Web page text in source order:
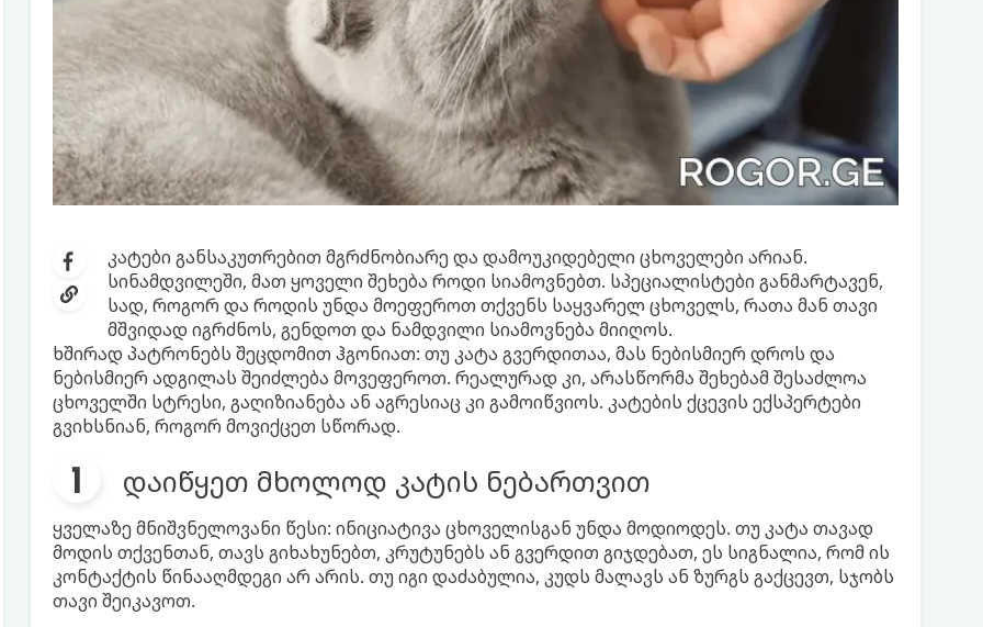
კატები განსაკუთრებით მგრძნობიარე და დამოუკიდებელი ცხოველები არიან.
სინამდვილეში, მათ ყოველი შეხება როდი სიამოვნებთ. სპეციალისტები განმარტავენ,
სად, როგორ და როდის უნდა მოეფეროთ თქვენს საყვარელ ცხოველს, რათა მან თავი
მშვიდად იგრძნოს, გენდოთ და ნამდვილი სიამოვნება მიიღოს.
ხშირად პატრონებს შეცდომით ჰგონიათ: თუ კატა გვერდითაა, მას ნებისმიერ დროს და
ნებისმიერ ადგილას შეიძლება მოვეფეროთ. რეალურად კი, არასწორმა შეხებამ შესაძლოა
ცხოველში სტრესი, გაღიზიანება ან აგრესიაც კი გამოიწვიოს. კატების ქცევის ექსპერტები
გვიხსნიან, როგორ მოვიქცეთ სწორად.
დაიწყეთ მხოლოდ კატის ნებართვით
ყველაზე მნიშვნელოვანი წესი: ინიციატივა ცხოველისგან უნდა მოდიოდეს. თუ კატა თავად
მოდის თქვენთან, თავს გიხახუნებთ, კრუტუნებს ან გვერდით გიჯდებათ, ეს სიგნალია, რომ ის
კონტაქტის წინააღმდეგი არ არის. თუ იგი დაძაბულია, კუდს მალავს ან ზურგს გაქცევთ, სჯობს
თავი შეიკავოთ.